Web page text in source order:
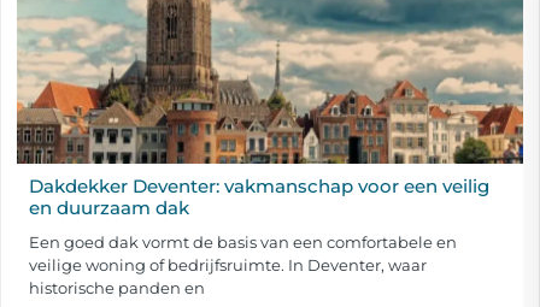
Dakdekker Deventer: vakmanschap voor een veilig
en duurzaam dak
Een goed dak vormt de basis van een comfortabele en
veilige woning of bedrijfsruimte. In Deventer, waar
historische panden en